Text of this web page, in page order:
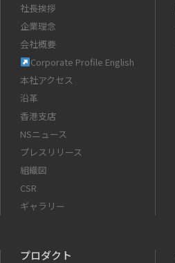
社長挨拶
企業理念
会社概要
Corporate Profile English
本社アクセス
沿革
香港支店
NSニュース
プレスリリース
組織図
CSR
ギャラリー
プロダクト